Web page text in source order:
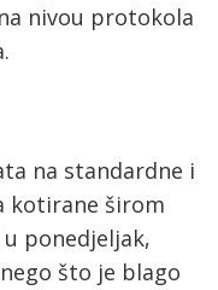
nivou protokola
na standardne i
kotirane širom
u ponedjeljak,
što je blago